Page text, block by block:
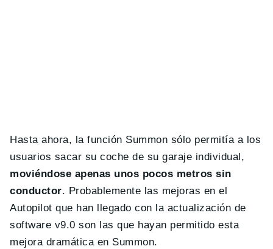
Hasta ahora, la función Summon sólo permitía a los
usuarios sacar su coche de su garaje individual,
moviéndose apenas unos pocos metros sin
conductor. Probablemente las mejoras en el
Autopilot que han llegado con la actualización de
software v9.0 son las que hayan permitido esta
mejora dramática en Summon.